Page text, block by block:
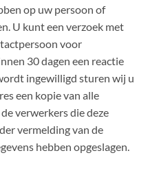
op uw persoon of
U kunt een verzoek met
voor
30 dagen een reactie
ingewilligd sturen wij u
een kopie van alle
verwerkers die deze
vermelding van de
hebben opgeslagen.